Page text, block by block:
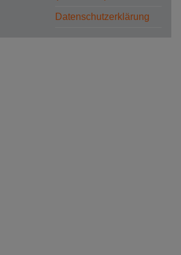
Datenschutzerklärung